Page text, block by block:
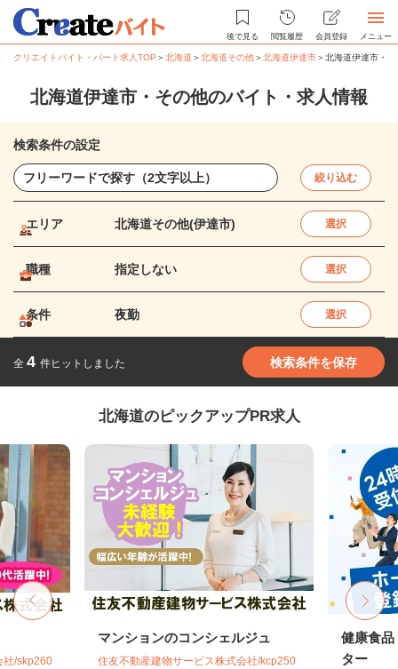
後で見る 閲覧履歴 会員登録 メニュー
クリエイトバイト・パート求人TOP ＞北海道 ＞北海道その他＞北海道伊達市＞北海道伊達市・
北海道伊達市・その他のバイト・求人情報
検索条件の設定
絞り込む
エリア 北海道その他(伊達市) 選択
職種 指定しない 選択
条件 夜勤 選択
全 4 件ヒットしました 検索条件を保存
北海道のピックアップPR求人
社/skp260
マンションのコンシェルジュ
住友不動産建物サービス株式会社/kcp250
健康食品
ター